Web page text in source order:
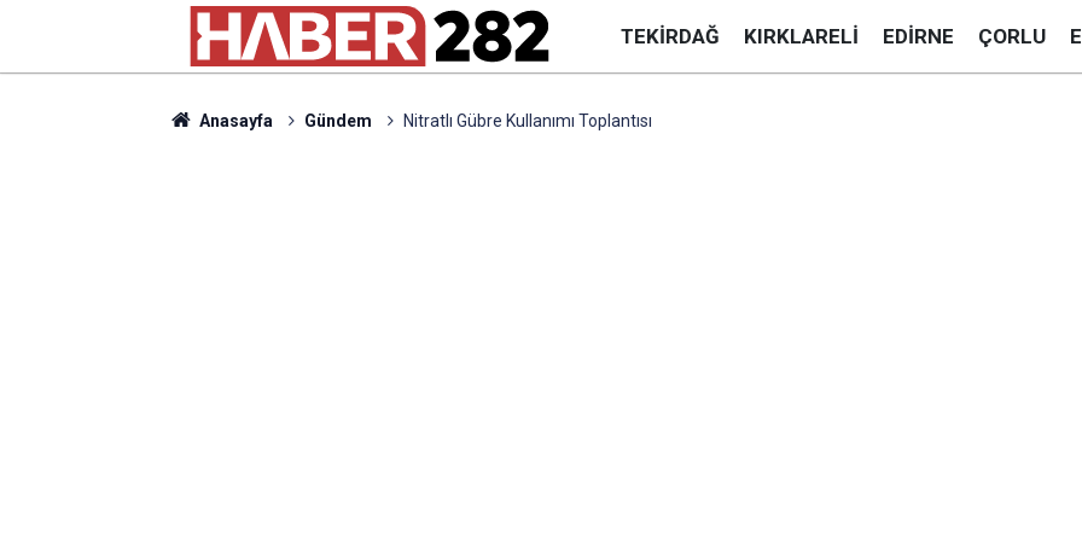
TEKIRDAĞ KIRKLARELI EDIRNE ÇORLU
Anasayfa Gündem Nitratlı Gübre Kullanımı Toplantısı